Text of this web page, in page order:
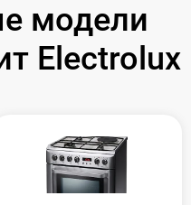
модели
Electrolux